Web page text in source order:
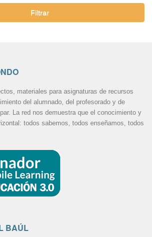
Filtrar
materiales para asignaturas de recursos
del alumnado, del profesorado y de
La red nos demuestra que el conocimiento y
todos sabemos, todos enseñamos, todos
BAÚL